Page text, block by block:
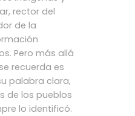
rector del
de la
Pero más allá
recuerda es
palabra clara,
de los pueblos
lo identificó.